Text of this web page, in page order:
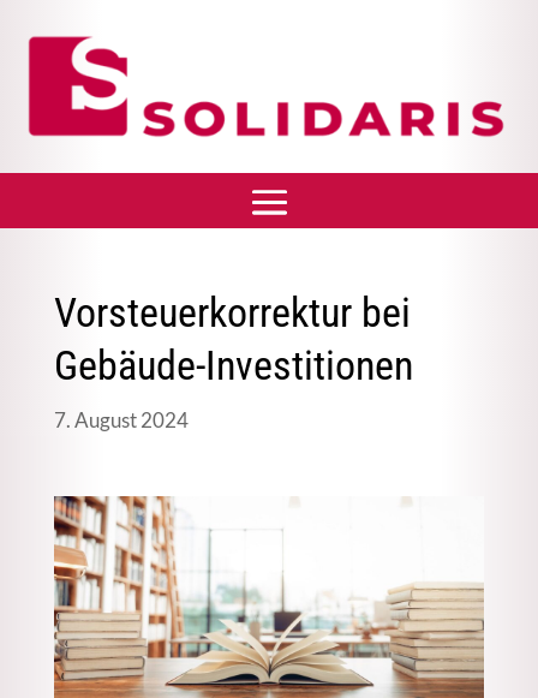
Vorsteuerkorrektur bei
Gebäude-Investitionen
7. August 2024